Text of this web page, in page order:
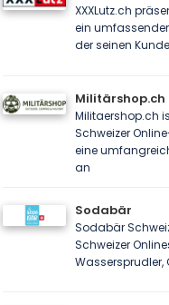
XXXLutz.ch
ein
der seinen
Militärshop.ch
Militaershop.ch
Schweizer
eine
an
Sodabär
Sodabär
Schweizer
Wassersprudler,